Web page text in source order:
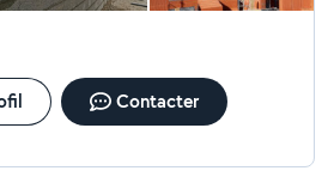
Contacter